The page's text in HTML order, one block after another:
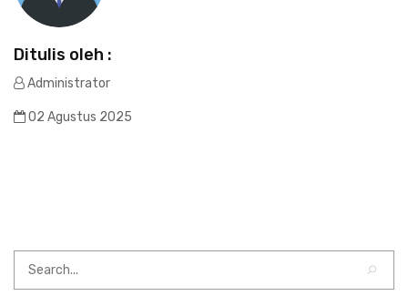
Ditulis oleh :
Administrator
02 Agustus 2025